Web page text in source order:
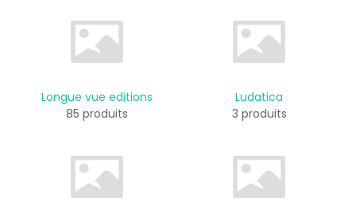
Longue vue editions
85 produits
Ludatica
3 produits